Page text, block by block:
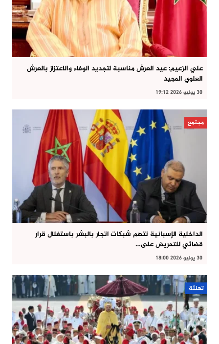
علي الزعيم: عيد العرش مناسبة لتجديد الوفاء والاعتزاز بالعرش
العلوي المجيد
30 يوليو 2026 19:12
مجتمع
الداخلية الإسبانية تتهم شبكات اتجار بالبشر باستغلال قرار
قضائي للتحريض على…
30 يوليو 2026 18:00
تهنئة